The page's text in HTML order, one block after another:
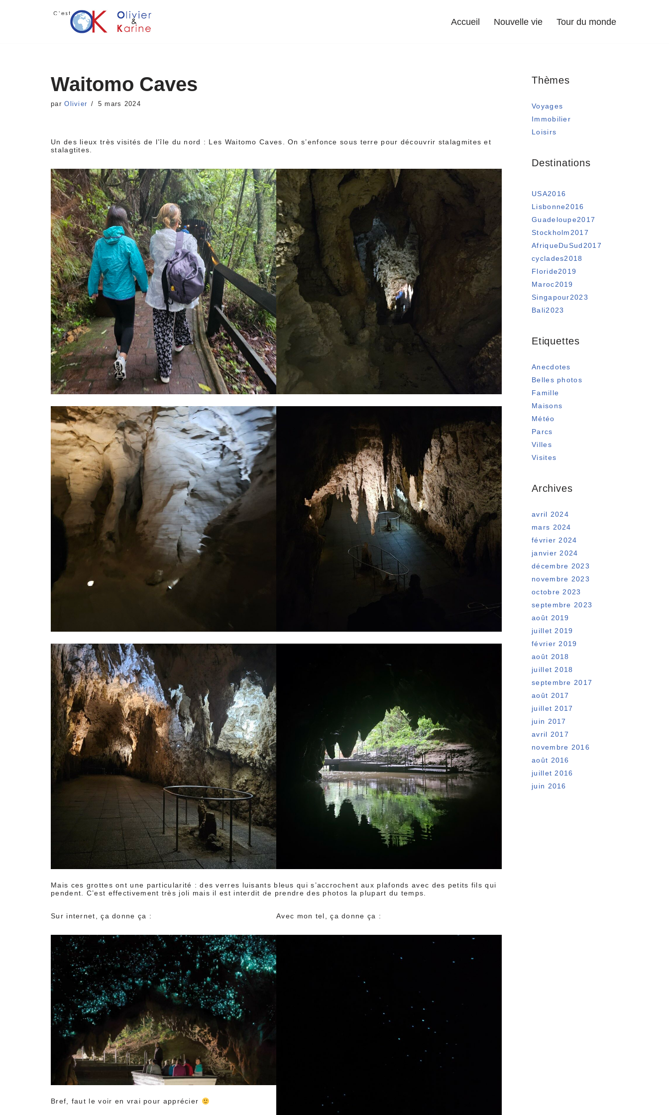
Accueil Nouvelle vie Tour du monde
Waitomo Caves
parOlivier 5 mars 2024
Un des lieux très visités de l’île du nord : Les Waitomo Caves. On s’enfonce sous terre pour découvrir stalagmites et
stalagtites.
Mais ces grottes ont une particularité : des verres luisants bleus qui s’accrochent aux plafonds avec des petits fils qui
pendent. C’est effectivement très joli mais il est interdit de prendre des photos la plupart du temps.
Sur internet, ça donne ça :
Bref, faut le voir en vrai pour apprécier
Avec mon tel, ça donne ça :
Thèmes
Voyages
Immobilier
Loisirs
Destinations
USA2016
Lisbonne2016
Guadeloupe2017
Stockholm2017
AfriqueDuSud2017
cyclades2018
Floride2019
Maroc2019
Singapour2023
Bali2023
Etiquettes
Anecdotes
Belles photos
Famille
Maisons
Météo
Parcs
Villes
Visites
Archives
avril 2024
mars 2024
février 2024
janvier 2024
décembre 2023
novembre 2023
octobre 2023
septembre 2023
août 2019
juillet 2019
février 2019
août 2018
juillet 2018
septembre 2017
août 2017
juillet 2017
juin 2017
avril 2017
novembre 2016
août 2016
juillet 2016
juin 2016